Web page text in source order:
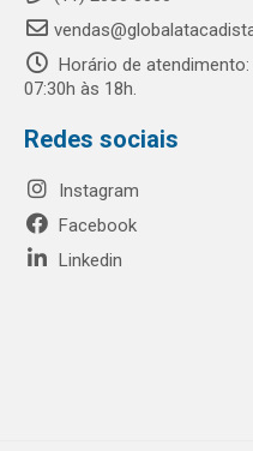
Horário de
07:30h às 18h.
Redes sociais
Instagram
Facebook
Linkedin